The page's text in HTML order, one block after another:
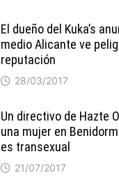
El dueño del Kuka’s
medio Alicante ve
reputación
28/03/2017
Un directivo de Hazte
una mujer en
es transexual
21/07/2017